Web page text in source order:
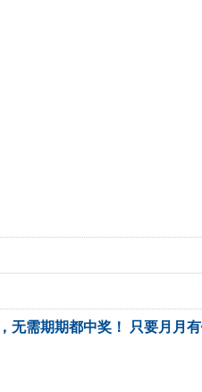
无需期期都中奖！ 只要月月有